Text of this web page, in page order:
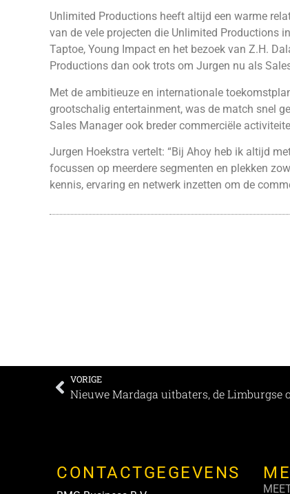
Unlimited Productions heeft altijd een warme
van de vele projecten die Unlimited Productions
Taptoe, Young Impact en het bezoek van Z.H.
Productions dan ook trots om Jurgen nu als
Met de ambitieuze en internationale
grootschalig entertainment, was de match snel
Sales Manager ook breder commerciële
Jurgen Hoekstra vertelt: “Bij Ahoy heb ik altijd
focussen op meerdere segmenten en plekken
kennis, ervaring en netwerk inzetten om de
VORIGE
CONTACTGEGEVENS